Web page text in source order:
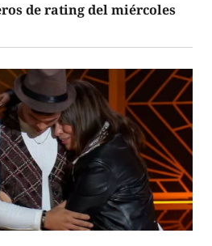
de rating del miércoles